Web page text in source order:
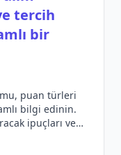
tercih
bir
puan türleri
bilgi edinin.
ipuçları ve